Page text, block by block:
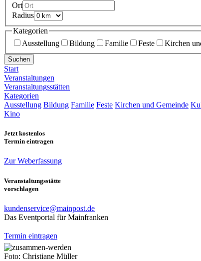
Ort
Radius
Kategorien
Ausstellung
Bildung Familie Feste Kirchen
Suchen
Start
Veranstaltungen
Veranstaltungsstätten
Kategorien
Ausstellung Bildung Familie Feste Kirchen und Gemeinde
Kino
Jetzt kostenlos
Termin eintragen
Zur Weberfassung
Veranstaltungsstätte
vorschlagen
kundenservice@mainpost.de
Das Eventportal für Mainfranken
Termin eintragen
Foto: Christiane Müller